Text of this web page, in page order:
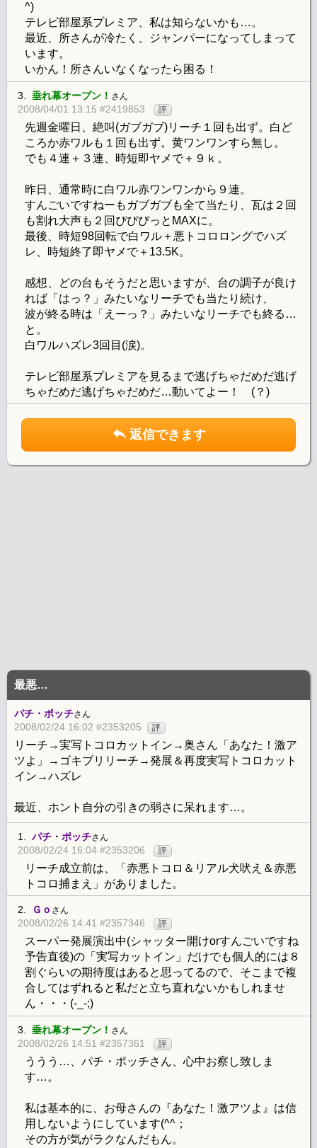
^)
テレビ部屋系プレミア、私は知らないかも…。
最近、所さんが冷たく、ジャンパーになってしまって
います。
いかん！所さんいなくなったら困る！
3. 垂れ幕オープン！ さん
2008/04/01 13:15 #2419853 評
先週金曜日、絶叫(ガブガブ)リーチ１回も出ず。白ど
ころか赤ワルも１回も出ず。黄ワンワンすら無し。
でも４連＋３連、時短即ヤメで＋９ｋ。
昨日、通常時に白ワル赤ワンワンから９連。
すんごいですねーもガブガブも全て当たり、瓦は２回
も割れ大声も２回ぴぴぴっとMAXに。
最後、時短98回転で白ワル＋悪トコロロングでハズ
レ、時短終了即ヤメで＋13.5K。
感想、どの台もそうだと思いますが、台の調子が良け
れば「はっ？」みたいなリーチでも当たり続け、
波が終る時は「えーっ？」みたいなリーチでも終る…
と。
白ワルハズレ3回目(涙)。
テレビ部屋系プレミアを見るまで逃げちゃだめだ逃げ
ちゃだめだ逃げちゃだめだ…動いてよー！ (？)
返信できます
最悪…
パチ・ポッチさん
2008/02/24 16:02 #2353205 評
リーチ→実写トコロカットイン→奥さん「あなた！激ア
ツよ」→ゴキブリリーチ→発展＆再度実写トコロカット
イン→ハズレ
最近、ホント自分の引きの弱さに呆れます…。
1. パチ・ポッチさん
2008/02/24 16:04 #2353206 評
リーチ成立前は、「赤悪トコロ＆リアル犬吠え＆赤悪
トコロ捕まえ」がありました。
2. Ｇｏ さん
2008/02/26 14:41 #2357346 評
スーパー発展演出中(シャッター開けorすんごいですね
予告直後)の「実写カットイン」だけでも個人的には８
割ぐらいの期待度はあると思ってるので、そこまで複
合してはずれると私だと立ち直れないかもしれませ
ん・・・(-_-;)
3. 垂れ幕オープン！ さん
2008/02/26 14:51 #2357361 評
ううう…、パチ・ポッチさん、心中お察し致しま
す…。
私は基本的に、お母さんの『あなた！激アツよ』は信
用しないようにしています(^^；
その方が気がラクなんだもん。